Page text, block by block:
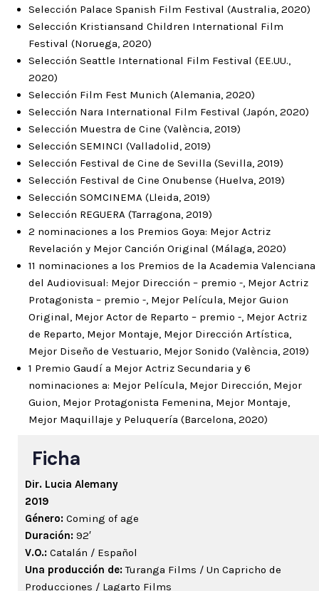
Selección Palace Spanish Film Festival (Australia, 2020)
Selección Kristiansand Children International Film
Festival (Noruega, 2020)
Selección Seattle International Film Festival (EE.UU.,
2020)
Selección Film Fest Munich (Alemania, 2020)
Selección Nara International Film Festival (Japón, 2020)
Selección Muestra de Cine (València, 2019)
Selección SEMINCI (Valladolid, 2019)
Selección Festival de Cine de Sevilla (Sevilla, 2019)
Selección Festival de Cine Onubense (Huelva, 2019)
Selección SOMCINEMA (Lleida, 2019)
Selección REGUERA (Tarragona, 2019)
2 nominaciones a los Premios Goya: Mejor Actriz
Revelación y Mejor Canción Original (Málaga, 2020)
11 nominaciones a los Premios de la Academia Valenciana
del Audiovisual: Mejor Dirección – premio -, Mejor Actriz
Protagonista – premio -, Mejor Película, Mejor Guion
Original, Mejor Actor de Reparto – premio -, Mejor Actriz
de Reparto, Mejor Montaje, Mejor Dirección Artística,
Mejor Diseño de Vestuario, Mejor Sonido (València, 2019)
1 Premio Gaudí a Mejor Actriz Secundaria y 6
nominaciones a: Mejor Película, Mejor Dirección, Mejor
Guion, Mejor Protagonista Femenina, Mejor Montaje,
Mejor Maquillaje y Peluquería (Barcelona, 2020)
Ficha
Dir. Lucia Alemany
2019
Género: Coming of age
Duración: 92′
V.O.: Catalán / Español
Una producción de:Turanga Films / Un Capricho de
Producciones / Lagarto Films